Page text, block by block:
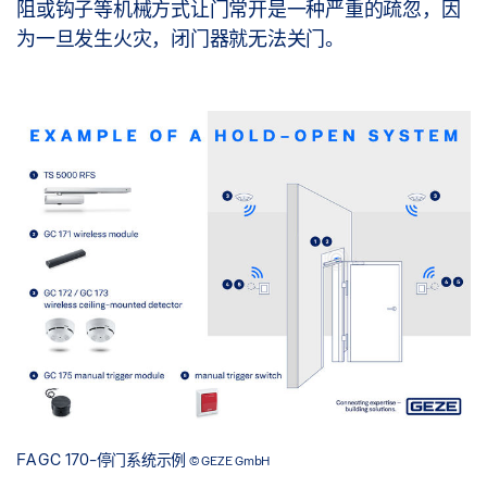
阻或钩子等机械方式让门常开是一种严重的疏忽，因
为一旦发生火灾，闭门器就无法关门。
FA GC 170-停门系统示例 © GEZE GmbH